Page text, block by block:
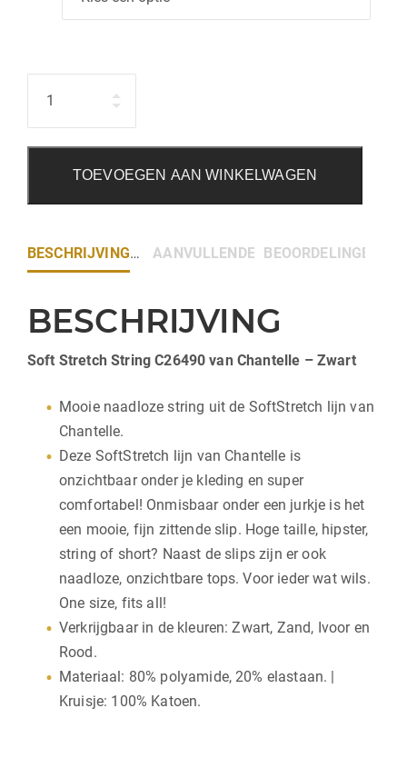
TOEVOEGEN AAN WINKELWAGEN
BESCHRIJVING AANVULLENDE INFORMATIE
BEOORDELINGEN (0)
BESCHRIJVING
Soft Stretch String C26490 van Chantelle – Zwart
Mooie naadloze string uit de SoftStretch lijn van
Chantelle.
Deze SoftStretch lijn van Chantelle is
onzichtbaar onder je kleding en super
comfortabel! Onmisbaar onder een jurkje is het
een mooie, fijn zittende slip. Hoge taille, hipster,
string of short? Naast de slips zijn er ook
naadloze, onzichtbare tops. Voor ieder wat wils.
One size, fits all!
Verkrijgbaar in de kleuren: Zwart, Zand, Ivoor en
Rood.
Materiaal: 80% polyamide, 20% elastaan. |
Kruisje: 100% Katoen.